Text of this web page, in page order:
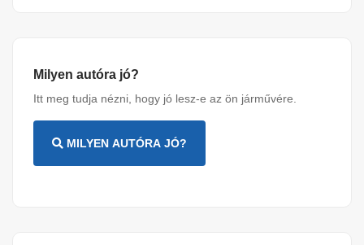
Milyen autóra jó?
Itt meg tudja nézni, hogy jó lesz-e az ön járművére.
MILYEN AUTÓRA JÓ?